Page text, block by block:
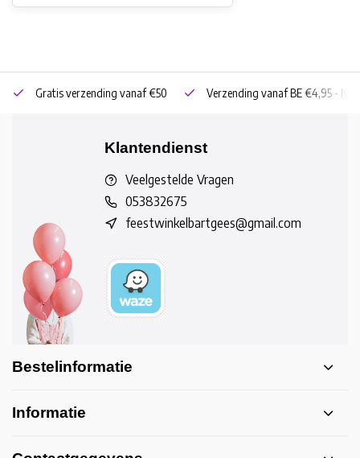
Gratis verzending vanaf €50 Verzending vanaf BE €4,95 - NL
Klantendienst
Veelgestelde Vragen
053832675
feestwinkelbartgees@gmail.com
Bestelinformatie
Informatie